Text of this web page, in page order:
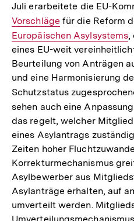
Juli erarbeitete die EU-
Vorschläge für die Reform
Europäischen Asylsystems,
eines EU-weit
Beurteilung von Anträgen
und eine Harmonisierung
Schutzstatus
sehen auch eine
das regelt, welcher
eines Asylantrags
Zeiten hoher
Korrekturmechanismus
Asylbewerber aus
Asylanträge erhalten, auf
umverteilt werden.